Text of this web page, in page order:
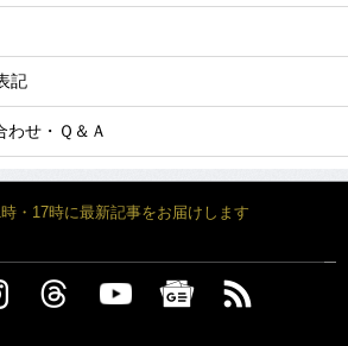
記
わせ・Ｑ＆Ａ
・17時に最新記事をお届けします